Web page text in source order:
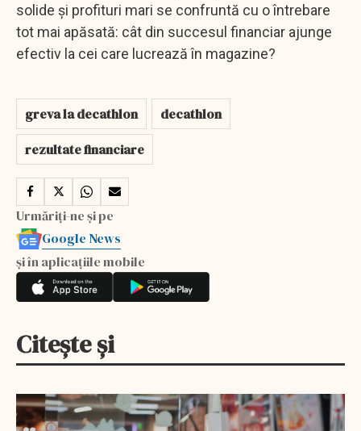
solide și profituri mari se confruntă cu o întrebare
tot mai apăsată: cât din succesul financiar ajunge
efectiv la cei care lucrează în magazine?
greva la decathlon
decathlon
rezultate financiare
Urmăriți-ne și pe
Google News
și în aplicațiile mobile
Citește și